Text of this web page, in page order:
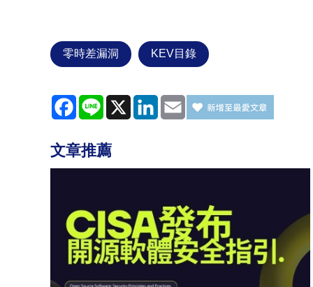
零時差漏洞 KEV目錄
Facebook
Line X LinkedInEmail
文章推薦